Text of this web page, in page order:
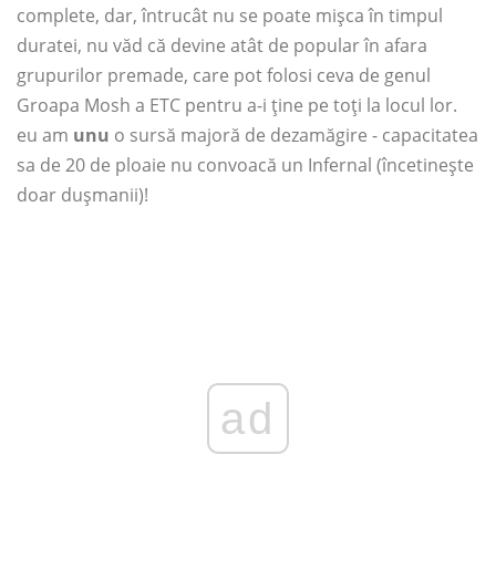
complete, dar, întrucât nu se poate mișca în timpul
duratei, nu văd că devine atât de popular în afara
grupurilor premade, care pot folosi ceva de genul
Groapa Mosh a ETC pentru a-i ține pe toți la locul lor.
eu am unu o sursă majoră de dezamăgire - capacitatea
sa de 20 de ploaie nu convoacă un Infernal (încetinește
doar dușmanii)!
ad